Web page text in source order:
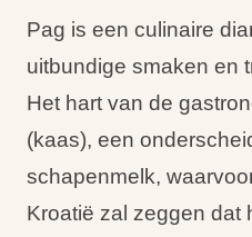
Pag is een culinaire
uitbundige smaken en
Het hart van de
(kaas), een
schapenmelk,
Kroatië zal zeggen dat